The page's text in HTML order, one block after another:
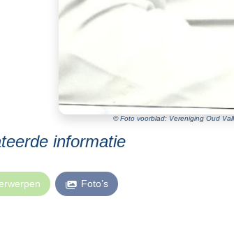
© Foto voorblad: Vereniging Oud
informatie
Foto’s